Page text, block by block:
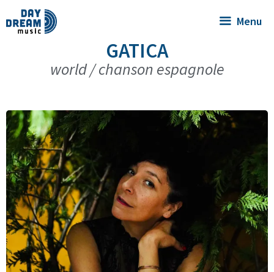
Menu
GATICA
world / chanson espagnole